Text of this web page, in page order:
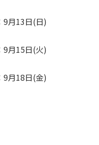
9月13日(日)
9月15日(火)
9月18日(金)